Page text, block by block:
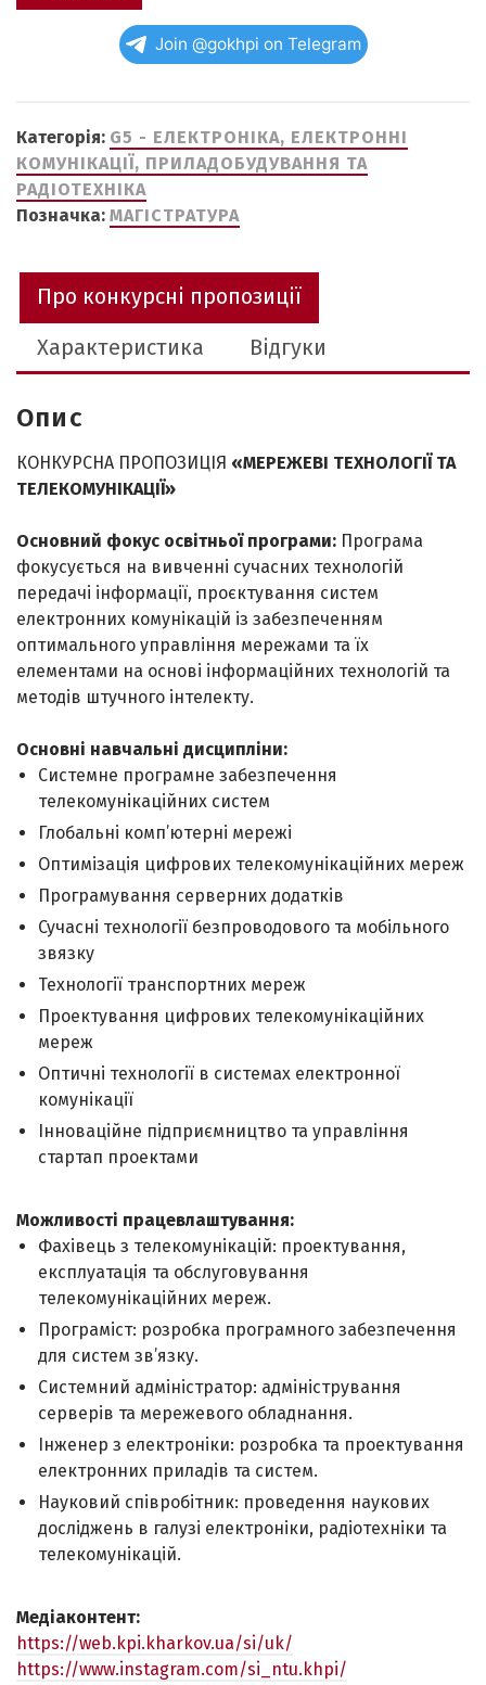
Join @gokhpi on Telegram
Категорія: G5 - ЕЛЕКТРОНІКА, ЕЛЕКТРОННІ
КОМУНІКАЦІЇ, ПРИЛАДОБУДУВАННЯ ТА
РАДІОТЕХНІКА
Позначка: МАГІСТРАТУРА
Про конкурсні пропозиції
Характеристика
Відгуки
Опис
КОНКУРСНА ПРОПОЗИЦІЯ «МЕРЕЖЕВІ ТЕХНОЛОГІЇ ТА
ТЕЛЕКОМУНІКАЦІЇ»
Основний фокус освітньої програми: Програма
фокусується на вивченні сучасних технологій
передачі інформації, проєктування систем
електронних комунікацій із забезпеченням
оптимального управління мережами та їх
елементами на основі інформаційних технологій та
методів штучного інтелекту.
Основні навчальні дисципліни:
Системне програмне забезпечення
телекомунікаційних систем
Глобальні комп’ютерні мережі
Оптимізація цифрових телекомунікаційних мереж
Програмування серверних додатків
Сучасні технології безпроводового та мобільного
звязку
Технології транспортних мереж
Проектування цифрових телекомунікаційних
мереж
Оптичні технології в системах електронної
комунікації
Інноваційне підприємництво та управління
стартап проектами
Можливості працевлаштування:
Фахівець з телекомунікацій: проектування,
експлуатація та обслуговування
телекомунікаційних мереж.
Програміст: розробка програмного забезпечення
для систем зв’язку.
Системний адміністратор: адміністрування
серверів та мережевого обладнання.
Інженер з електроніки: розробка та проектування
електронних приладів та систем.
Науковий співробітник: проведення наукових
досліджень в галузі електроніки, радіотехніки та
телекомунікацій.
Медіаконтент:
https://web.kpi.kharkov.ua/si/uk/
https://www.instagram.com/si_ntu.khpi/